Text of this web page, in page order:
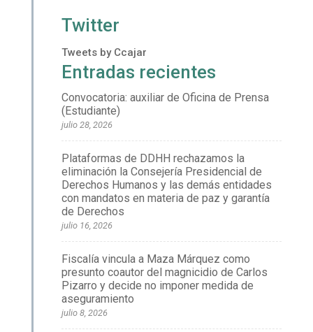
Twitter
Tweets by Ccajar
Entradas recientes
Convocatoria: auxiliar de Oficina de Prensa
(Estudiante)
julio 28, 2026
Plataformas de DDHH rechazamos la
eliminación la Consejería Presidencial de
Derechos Humanos y las demás entidades
con mandatos en materia de paz y garantía
de Derechos
julio 16, 2026
Fiscalía vincula a Maza Márquez como
presunto coautor del magnicidio de Carlos
Pizarro y decide no imponer medida de
aseguramiento
julio 8, 2026